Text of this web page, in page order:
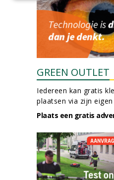
GREEN OUTLET
Iedereen kan gratis
plaatsen via zijn
Plaats een gratis